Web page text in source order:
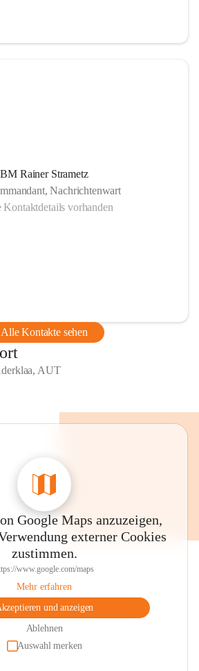
BM Rainer Strametz
Nachrichtenwart
Kontaktdetails vorhanden
Alle Kontakte sehen
AUT
Google Maps anzuzeigen,
externer Cookies
zustimmen.
www.google.com/maps
Mehr erfahren
und anzeigen
Ablehnen
Auswahl merken